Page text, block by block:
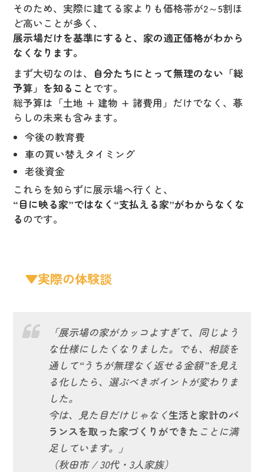
そのため、実際に建てる家よりも価格帯が2～5割ほ
ど高いことが多く、
展示場だけを基準にすると、家の適正価格がわから
なくなります。
まず大切なのは、
自分たちにとって無理のない「総
予算」を知ることです。
総予算は「土地 + 建物 + 諸費用」だけでなく、暮
らしの未来も含みます。
今後の教育費
車の買い替えタイミング
老後資金
これらを知らずに展示場へ行くと、
“目に映る家”ではなく“支払える家”がわからなくな
るのです。
▼実際の体験談
「展示場の家がカッコよすぎて、同じよう
な仕様にしたくなりました。でも、相談を
通して“うちが無理なく返せる金額”を見え
る化したら、選ぶべきポイントが変わりま
した。
今は、見た目だけじゃなく生活と家計のバ
ランスを取った家づくりができた ことに満
足しています。」
（秋田市 / 30代・3人家族）